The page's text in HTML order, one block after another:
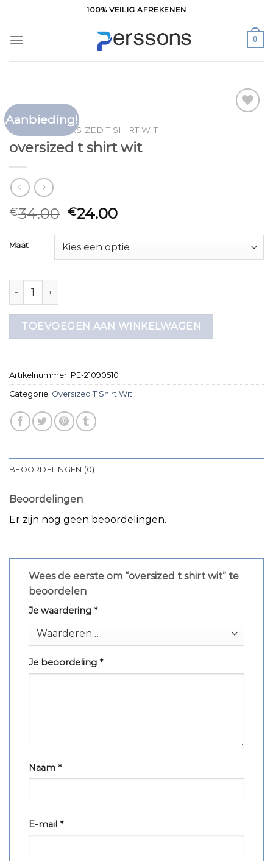
inhoud
100% VEILIG AFREKENEN
0
Aanbieding!
HOME OVERSIZED T SHIRT WIT
oversized t shirt wit
€34.00 €24.00
Maat
oversized t shirt wit aantal
TOEVOEGEN AAN WINKELWAGEN
Artikelnummer: PE-21090510
Categorie: Oversized T Shirt Wit
BEOORDELINGEN (0)
Beoordelingen
Er zijn nog geen beoordelingen.
Wees de eerste om “oversized t shirt wit” te
beoordelen
Je waardering *
Je beoordeling *
Naam *
E-mail *